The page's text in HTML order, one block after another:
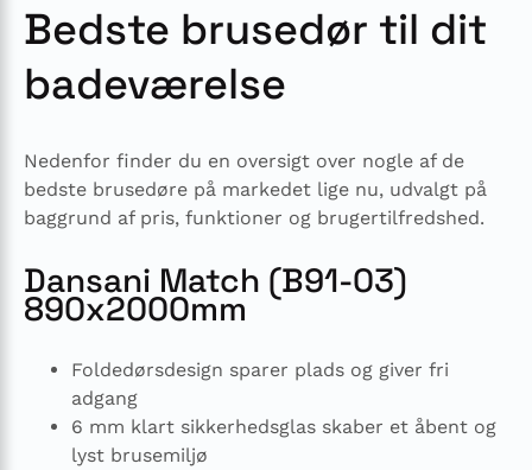
Bedste brusedør til dit
badeværelse
Nedenfor finder du en oversigt over nogle af de
bedste brusedøre på markedet lige nu, udvalgt på
baggrund af pris, funktioner og brugertilfredshed.
Dansani Match (B91-03)
890x2000mm
Foldedørsdesign sparer plads og giver fri
adgang
6 mm klart sikkerhedsglas skaber et åbent og
lyst brusemiljø